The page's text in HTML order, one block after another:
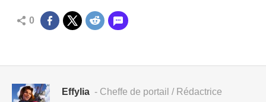
0
Effylia - Cheffe de portail / Rédactrice